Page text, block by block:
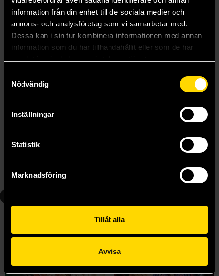
information från din enhet till de sociala medier och
annons- och analysföretag som vi samarbetar med.
Dessa kan i sin tur kombinera informationen med annan
information som du har tillhandahållit eller som de har
Nödvändig
Inställningar
Statistik
Marknadsföring
Tillåt alla
Avvisa
139 kr
Beställ
The Legend of Zelda Twilight Princess Vol 4
5 6